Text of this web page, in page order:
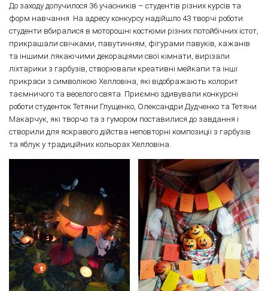
До заходу долучилося 36 учасників – студентів різних курсів та
форм навчання. На адресу конкурсу надійшло 43 творчі роботи:
студенти вбиралися в моторошні костюми різних потойбічних істот,
прикрашали свічками, павутинням, фігурами павуків, кажанів
та іншими лякаючими декораціями свої кімнати, вирізали
ліхтарики з гарбузів, створювали креативні мейкапи та інші
прикраси з символікою Хелловіна, які відображають колорит
таємничого та веселого свята. Приємно здивували конкурсні
роботи студенток Тетяни Глущенко, Олександри Дудченко та Тетяни
Макарчук, які творчо та з гумором поставилися до завдання і
створили для яскравого дійства неповторні композиції з гарбузів
та яблук у традиційних кольорах Хелловіна.